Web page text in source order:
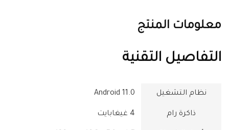
معلومات المنتج
التفاصيل التقنية
نظام التشغيل ‎Android 11.0
ذاكرة رام ‎4 غيغابايت